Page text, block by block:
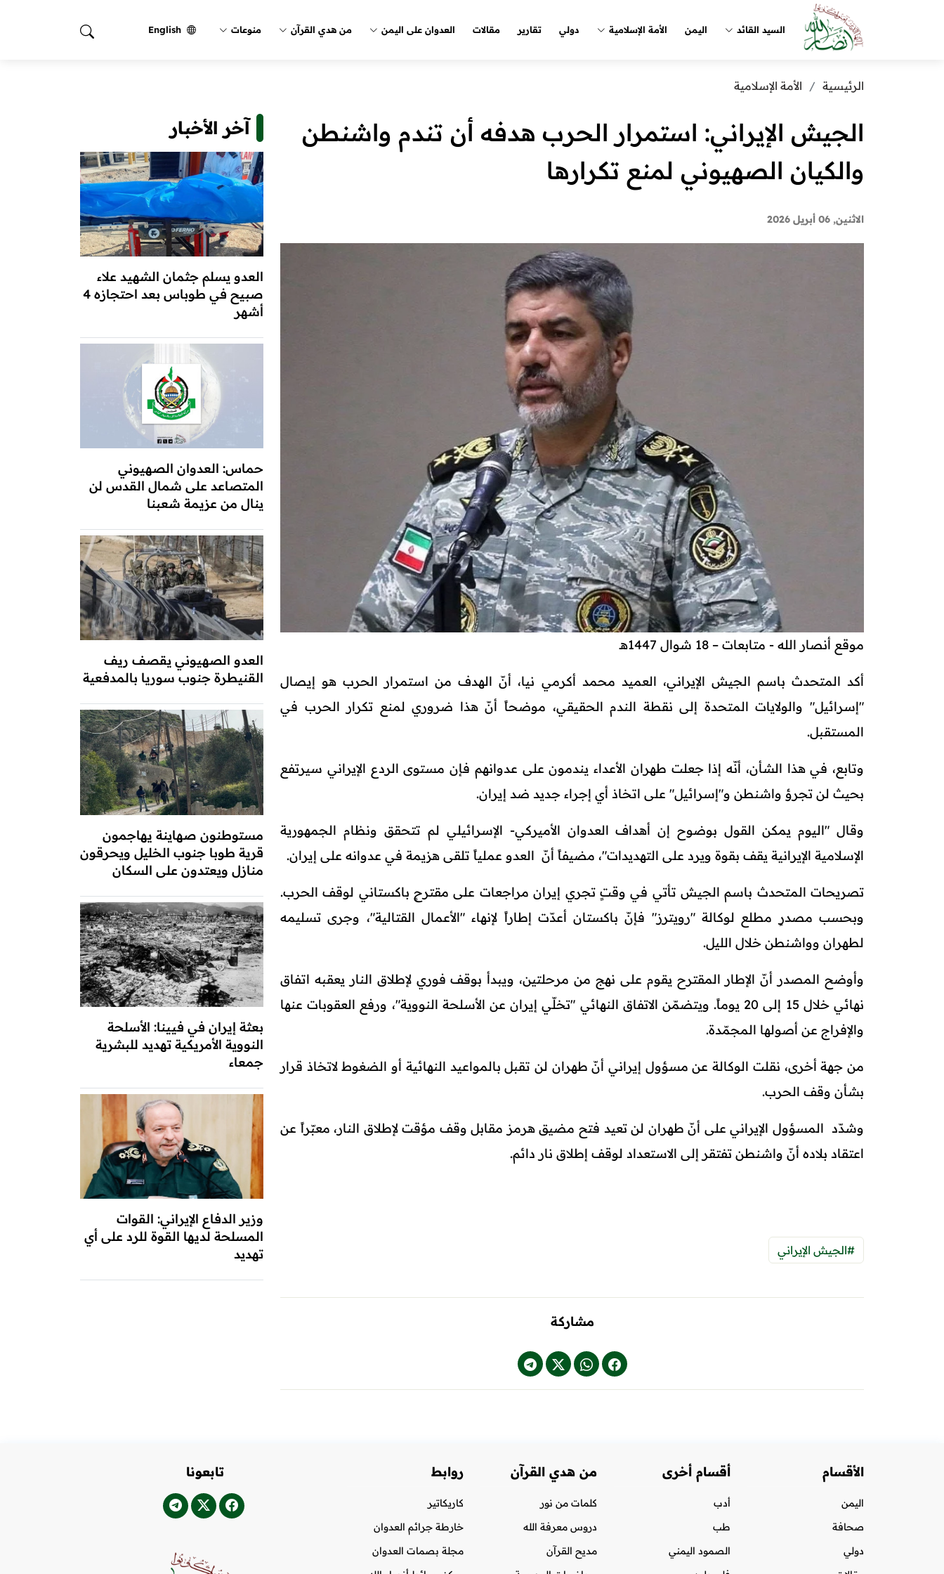
السيد القائد اليمن الأمة الإسلامية دولي تقارير مقالات العدوان على اليمن من هدي القرآن منوعات English
الرئيسية الأمة الإسلامية
الجيش الإيراني: استمرار الحرب هدفه أن تندم واشنطن
والكيان الصهيوني لمنع تكرارها
الاثنين, 06 أبريل 2026
موقع أنصار الله - متابعات – 18 شوال 1447هـ
أكد المتحدث باسم الجيش الإيراني، العميد محمد أكرمي نيا، أنّ الهدف من استمرار الحرب هو إيصال
"إسرائيل" والولايات المتحدة إلى نقطة الندم الحقيقي، موضحاً أنّ هذا ضروري لمنع تكرار الحرب في
المستقبل.
وتابع، في هذا الشأن، أنّه إذا جعلت طهران الأعداء يندمون على عدوانهم فإن مستوى الردع الإيراني سيرتفع
بحيث لن تجرؤ واشنطن و"إسرائيل" على اتخاذ أي إجراء جديد ضد إيران.
وقال "اليوم يمكن القول بوضوح إن أهداف العدوان الأميركي- الإسرائيلي لم تتحقق ونظام الجمهورية
الإسلامية الإيرانية يقف بقوة ويرد على التهديدات"، مضيفاً أنّ العدو عملياً تلقى هزيمة في عدوانه على إيران.
تصريحات المتحدث باسم الجيش تأتي في وقتٍ تجري إيران مراجعات على مقترحٍ باكستاني لوقف الحرب.
وبحسب مصدرٍ مطلع لوكالة "رويترز" فإنّ باكستان أعدّت إطاراً لإنهاء "الأعمال القتالية"، وجرى تسليمه
لطهران وواشنطن خلال الليل.
وأوضح المصدر أنّ الإطار المقترح يقوم على نهج من مرحلتين، ويبدأ بوقف فوري لإطلاق النار يعقبه اتفاق
نهائي خلال 15 إلى 20 يوماً. ويتضمّن الاتفاق النهائي "تخلّي إيران عن الأسلحة النووية"، ورفع العقوبات عنها
والإفراج عن أصولها المجمّدة.
من جهة أخرى، نقلت الوكالة عن مسؤول إيراني أنّ طهران لن تقبل بالمواعيد النهائية أو الضغوط لاتخاذ قرار
بشأن وقف الحرب.
وشدّد المسؤول الإيراني على أنّ طهران لن تعيد فتح مضيق هرمز مقابل وقف مؤقت لإطلاق النار، معبّراً عن
اعتقاد بلاده أنّ واشنطن تفتقر إلى الاستعداد لوقف إطلاق نار دائم.
#الجيش الإيراني
مشاركة
آخر الأخبار
العدو يسلم جثمان الشهيد علاء
صبيح في طوباس بعد احتجازه 4
أشهر
حماس: العدوان الصهيوني
المتصاعد على شمال القدس لن
ينال من عزيمة شعبنا
العدو الصهيوني يقصف ريف
القنيطرة جنوب سوريا بالمدفعية
مستوطنون صهاينة يهاجمون
قرية طوبا جنوب الخليل ويحرقون
منازل ويعتدون على السكان
بعثة إيران في فيينا: الأسلحة
النووية الأمريكية تهديد للبشرية
جمعاء
وزير الدفاع الإيراني: القوات
المسلحة لديها القوة للرد على أي
تهديد
الأقسام
اليمن
صحافة
دولي
أقسام أخرى
أدب
طب
الصمود اليمني
من هدي القرآن
كلمات من نور
دروس معرفة الله
مديح القرآن
روابط
كاريكاتير
خارطة جرائم العدوان
مجلة بصمات العدوان
تابعونا